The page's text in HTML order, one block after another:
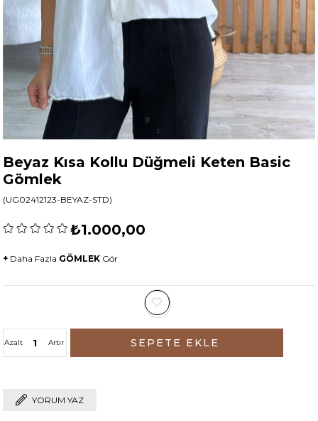
Beyaz Kısa Kollu Düğmeli Keten Basic
Gömlek
(UG02412123-BEYAZ-STD)
₺1.000,00
+ Daha Fazla GÖMLEK Gör
Artır
Azalt
YORUM YAZ